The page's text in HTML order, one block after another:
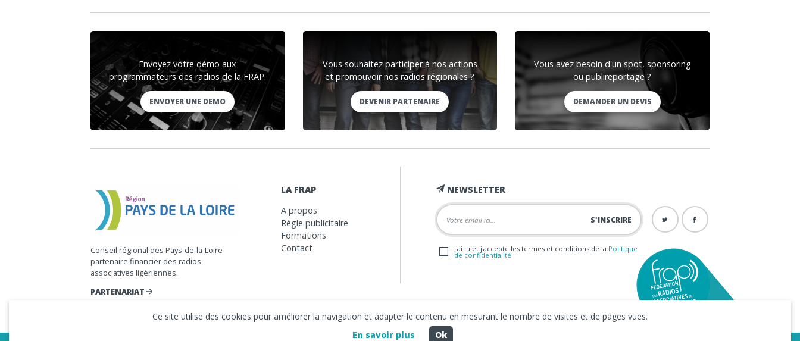
Envoyez votre démo aux
programmateurs des radios de la FRAP.
ENVOYER UNE DEMO
Vous souhaitez participer à nos actions
et promouvoir nos radios régionales ?
DEVENIR PARTENAIRE
Vous avez besoin d'un spot, sponsoring
ou publireportage ?
DEMANDER UN DEVIS
Conseil régional des Pays-de-la-Loire
partenaire financier des radios
associatives ligériennes.
PARTENARIAT
LA FRAP
A propos
Régie publicitaire
Formations
Contact
NEWSLETTER
J'ai lu et j'accepte les termes et conditions de la Politique
de confidentialité
Ce site utilise des cookies pour améliorer la navigation et adapter le contenu en mesurant le nombre de visites et de pages vues.
En savoir plus
Ok